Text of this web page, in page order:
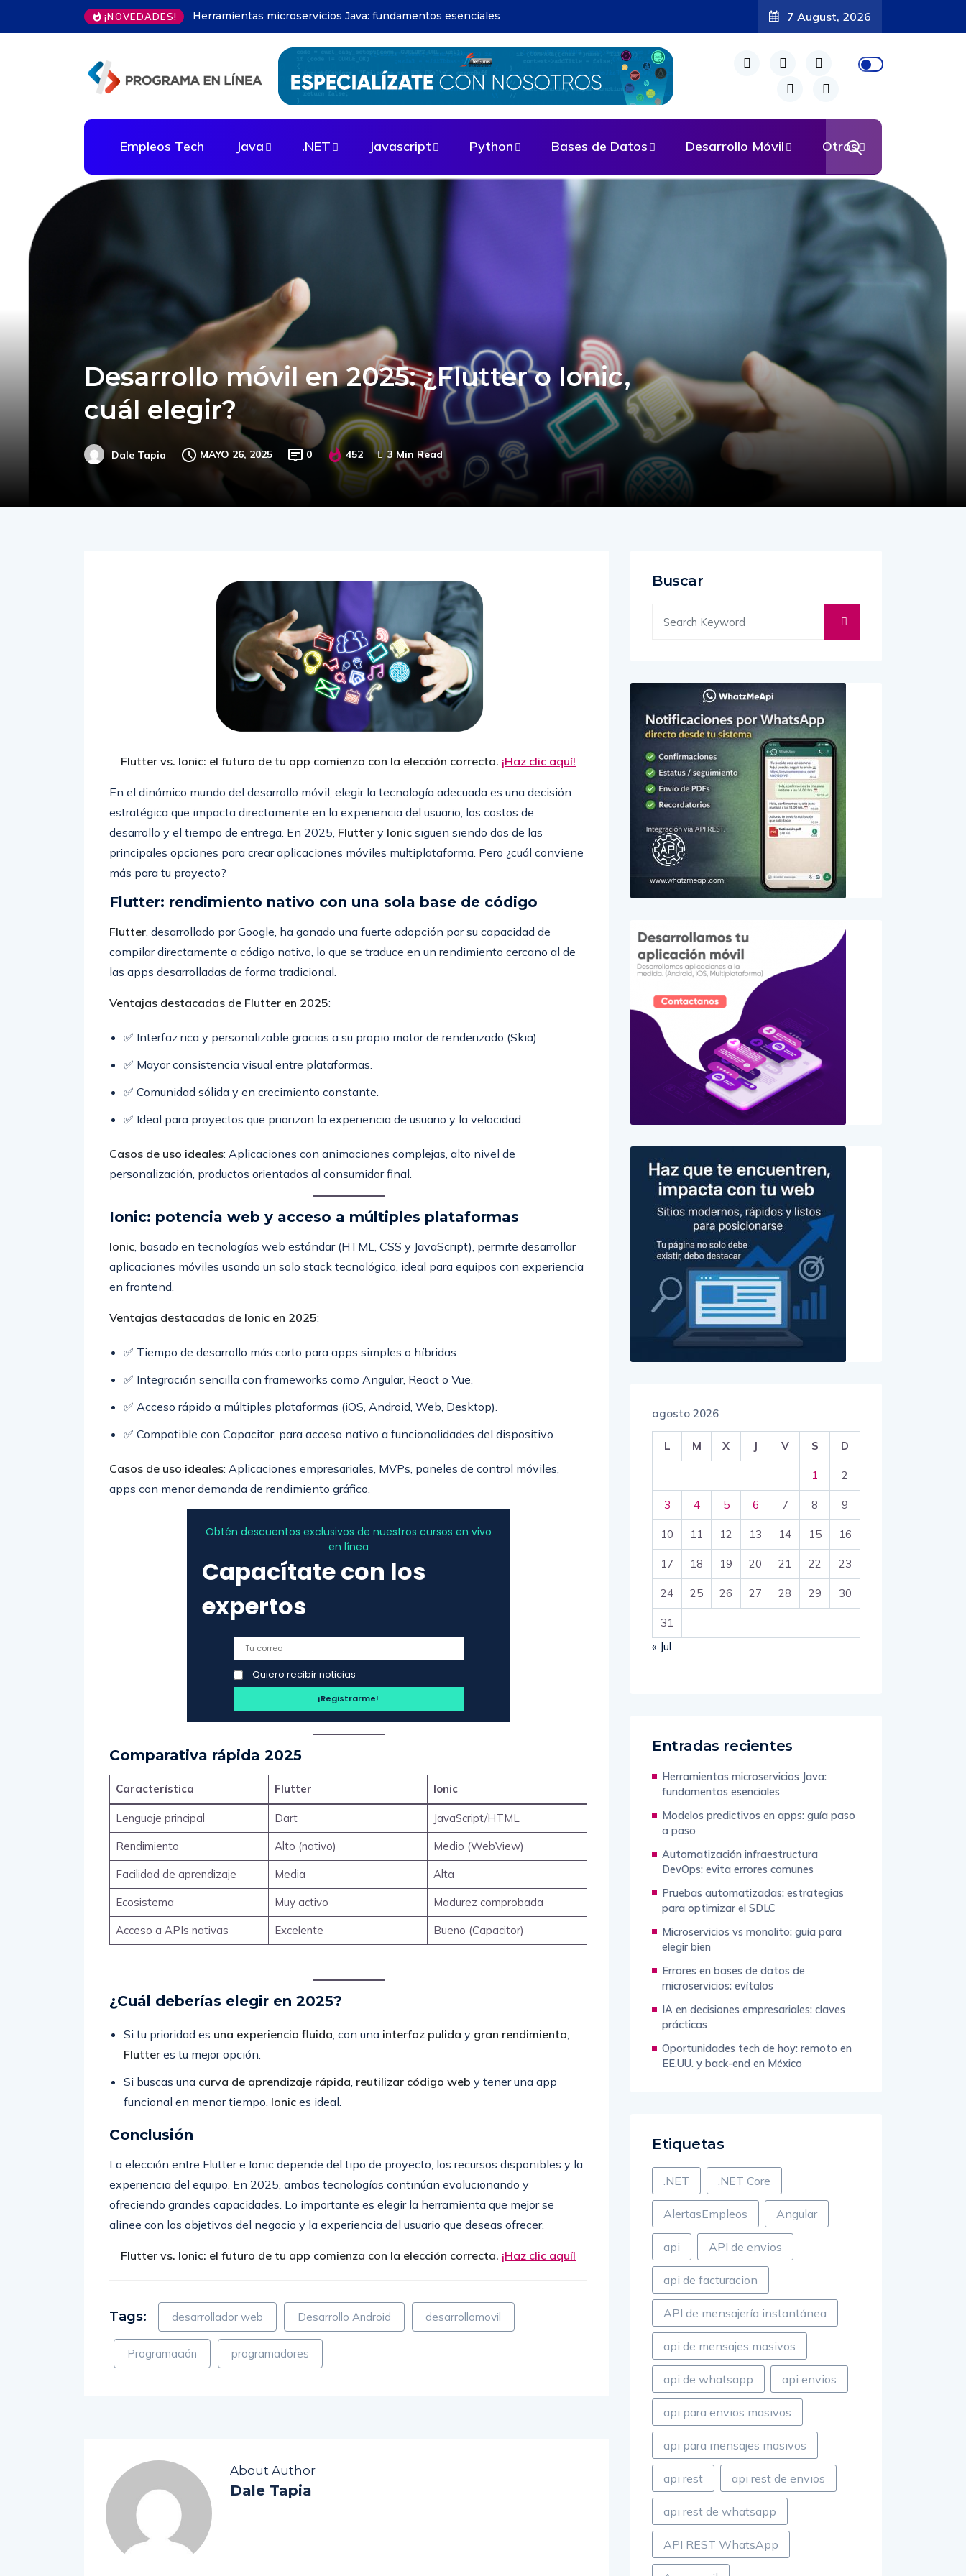
¡NOVEDADES! Modelos predictivos en apps: guía paso a paso 7 August, 2026
Empleos Tech Java .NET Javascript Python Bases de Datos Desarrollo Móvil Otros
Desarrollo móvil en 2025: ¿Flutter o Ionic,
cuál elegir?
Dale Tapia MAYO 26, 2025 0 452 3 Min Read
Flutter vs. Ionic: el futuro de tu app comienza con la elección correcta. ¡Haz clic aquí!
En el dinámico mundo del desarrollo móvil, elegir la tecnología adecuada es una decisión
estratégica que impacta directamente en la experiencia del usuario, los costos de
desarrollo y el tiempo de entrega. En 2025, Flutter y Ionic siguen siendo dos de las
principales opciones para crear aplicaciones móviles multiplataforma. Pero ¿cuál conviene
más para tu proyecto?
Flutter: rendimiento nativo con una sola base de código
Flutter, desarrollado por Google, ha ganado una fuerte adopción por su capacidad de
compilar directamente a código nativo, lo que se traduce en un rendimiento cercano al de
las apps desarrolladas de forma tradicional.
Ventajas destacadas de Flutter en 2025:
✅ Interfaz rica y personalizable gracias a su propio motor de renderizado (Skia).
✅ Mayor consistencia visual entre plataformas.
✅ Comunidad sólida y en crecimiento constante.
✅ Ideal para proyectos que priorizan la experiencia de usuario y la velocidad.
Casos de uso ideales: Aplicaciones con animaciones complejas, alto nivel de
personalización, productos orientados al consumidor final.
Ionic: potencia web y acceso a múltiples plataformas
Ionic, basado en tecnologías web estándar (HTML, CSS y JavaScript), permite desarrollar
aplicaciones móviles usando un solo stack tecnológico, ideal para equipos con experiencia
en frontend.
Ventajas destacadas de Ionic en 2025:
✅ Tiempo de desarrollo más corto para apps simples o híbridas.
✅ Integración sencilla con frameworks como Angular, React o Vue.
✅ Acceso rápido a múltiples plataformas (iOS, Android, Web, Desktop).
✅ Compatible con Capacitor, para acceso nativo a funcionalidades del dispositivo.
Casos de uso ideales: Aplicaciones empresariales, MVPs, paneles de control móviles,
apps con menor demanda de rendimiento gráfico.
Obtén descuentos exclusivos de nuestros cursos en vivo
en línea
Capacítate con los
expertos
Quiero recibir noticias
Comparativa rápida 2025
Característica Flutter Ionic
Lenguaje principal Dart JavaScript/HTML
Rendimiento Alto (nativo) Medio (WebView)
Facilidad de aprendizaje Media Alta
Ecosistema Muy activo Madurez comprobada
Acceso a APIs nativas Excelente Bueno (Capacitor)
¿Cuál deberías elegir en 2025?
Si tu prioridad es una experiencia fluida, con una interfaz pulida y gran rendimiento,
Flutter es tu mejor opción.
Si buscas una curva de aprendizaje rápida, reutilizar código web y tener una app
funcional en menor tiempo, Ionic es ideal.
Conclusión
La elección entre Flutter e Ionic depende del tipo de proyecto, los recursos disponibles y la
experiencia del equipo. En 2025, ambas tecnologías continúan evolucionando y
ofreciendo grandes capacidades. Lo importante es elegir la herramienta que mejor se
alinee con los objetivos del negocio y la experiencia del usuario que deseas ofrecer.
Flutter vs. Ionic: el futuro de tu app comienza con la elección correcta. ¡Haz clic aquí!
Tags: desarrollador web Desarrollo Android desarrollomovil
Programación programadores
About Author
Dale Tapia
Buscar
agosto 2026
L M X J V S D
1 2
3 4 5 6 7 8 9
10 11 12 13 14 15 16
17 18 19 20 21 22 23
24 25 26 27 28 29 30
31
« Jul
Entradas recientes
Herramientas microservicios Java:
fundamentos esenciales
Modelos predictivos en apps: guía paso
a paso
Automatización infraestructura
DevOps: evita errores comunes
Pruebas automatizadas: estrategias
para optimizar el SDLC
Microservicios vs monolito: guía para
elegir bien
Errores en bases de datos de
microservicios: evítalos
IA en decisiones empresariales: claves
prácticas
Oportunidades tech de hoy: remoto en
EE.UU. y back-end en México
Etiquetas
.NET .NET Core
AlertasEmpleos Angular
api API de envios
api de facturacion
API de mensajería instantánea
api de mensajes masivos
api de whatsapp api envios
api para envios masivos
api para mensajes masivos
api rest api rest de envios
api rest de whatsapp
API REST WhatsApp